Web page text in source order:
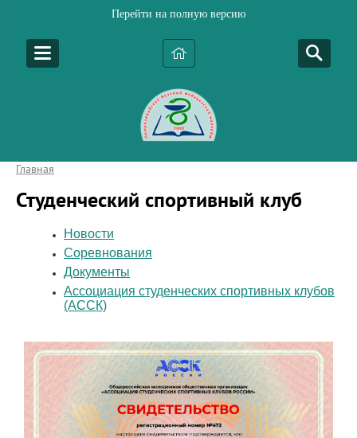
Перейти на полную версию
Главная
Студенческий спортивный клуб
Новости
Соревнования
Документы
Ассоциация студенческих спортивных клубов
(АССК)